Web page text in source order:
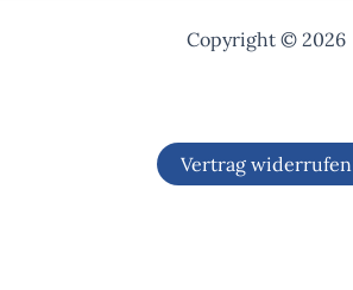
Copyright © 2026
Vertrag widerrufen